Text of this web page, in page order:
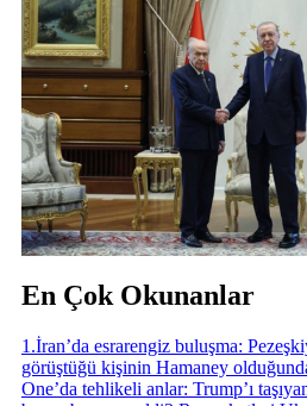
En Çok Okunanlar
1 .İran’da esrarengiz buluşma:
görüştüğü kişinin Hamaney
One’da tehlikeli anlar: Trump’ı